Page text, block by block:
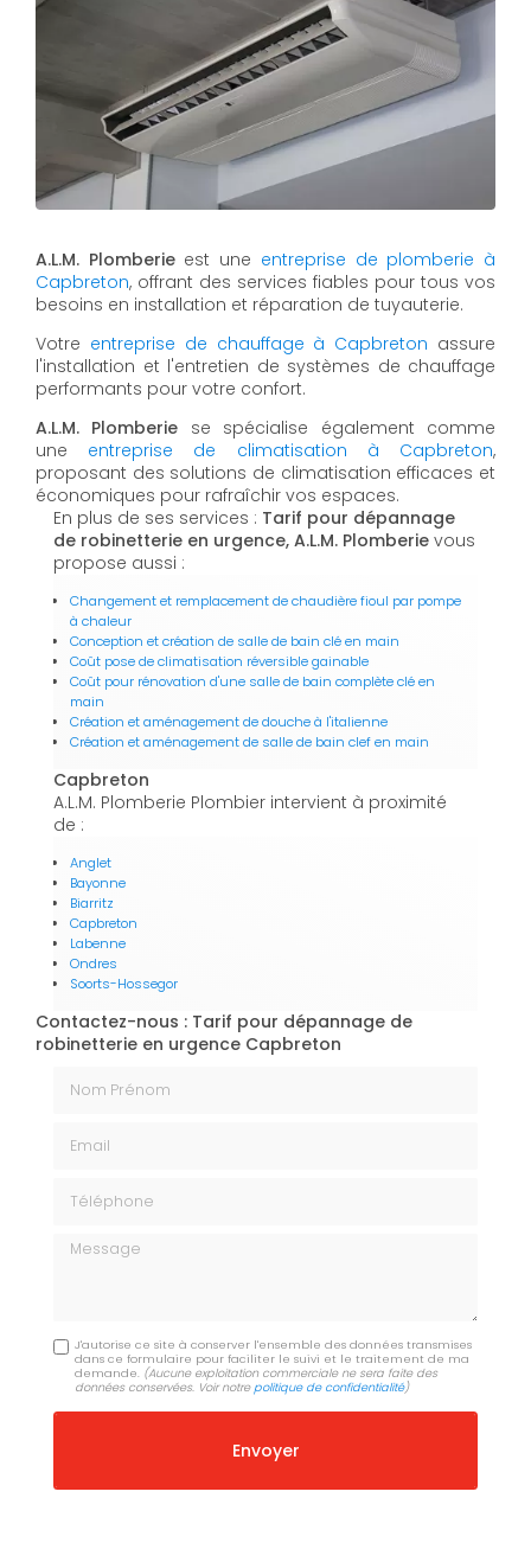
A.L.M. Plomberieest une entreprise de plomberie à
Capbreton, offrant des services fiables pour tous vos
besoins en installation et réparation de tuyauterie.
Votre entreprise de chauffage à Capbreton assure
l'installation et l'entretien de systèmes de chauffage
performants pour votre confort.
A.L.M. Plomberie se spécialise également comme
une entreprise de climatisation à Capbreton,
proposant des solutions de climatisation efficaces et
économiques pour rafraîchir vos espaces.
En plus de ses services : Tarif pour dépannage
de robinetterie en urgence, A.L.M. Plomberie vous
propose aussi :
Changement et remplacement de chaudière fioul par pompe
à chaleur
Conception et création de salle de bain clé en main
Coût pose de climatisation réversible gainable
Coût pour rénovation d'une salle de bain complète clé en
main
Création et aménagement de douche à l'italienne
Création et aménagement de salle de bain clef en main
Capbreton
A.L.M. Plomberie Plombier intervient à proximité
de :
Anglet
Bayonne
Biarritz
Capbreton
Labenne
Ondres
Soorts-Hossegor
Contactez-nous : Tarif pour dépannage de
robinetterie en urgence Capbreton
Message
J'autorise ce site à conserver l'ensemble des données transmises
dans ce formulaire pour faciliter le suivi et le traitement de ma
demande. (Aucune exploitation commerciale ne sera faite des
données conservées. Voir notrepolitique de confidentialité)